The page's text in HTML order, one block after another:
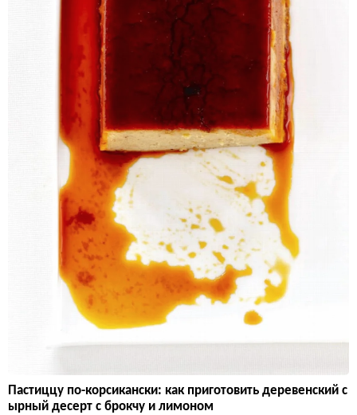
Пастиццу по-корсикански: как приготовить деревенский с
ырный десерт с брокчу и лимоном